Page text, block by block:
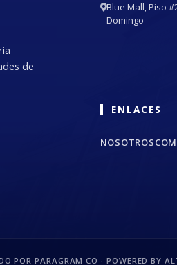
de
Blue Mall, Piso
Domingo
ENLACES
NOSOTROS
POR PARAGRAM CO · POWERED BY